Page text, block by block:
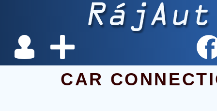
CAR